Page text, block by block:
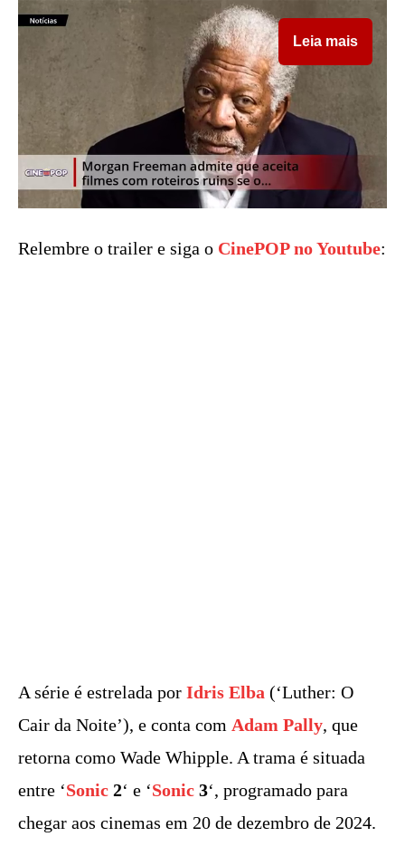
Leia mais
Relembre o trailer e siga o CinePOP no Youtube:
A série é estrelada por Idris Elba (‘Luther: O
Cair da Noite’), e conta com Adam Pally, que
retorna como Wade Whipple. A trama é situada
entre ‘Sonic 2‘ e ‘Sonic 3‘, programado para
chegar aos cinemas em 20 de dezembro de 2024.